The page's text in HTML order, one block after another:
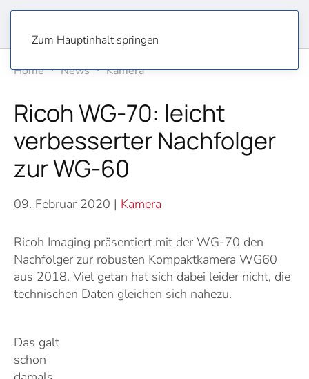
Zum Hauptinhalt springen
Home
News Kamera
Ricoh WG-70: leicht
verbesserter Nachfolger
zur WG-60
09. Februar 2020 | Kamera
Ricoh Imaging präsentiert mit der WG-70 den
Nachfolger zur robusten Kompaktkamera WG60
aus 2018. Viel getan hat sich dabei leider nicht, die
technischen Daten gleichen sich nahezu.
Das galt
schon